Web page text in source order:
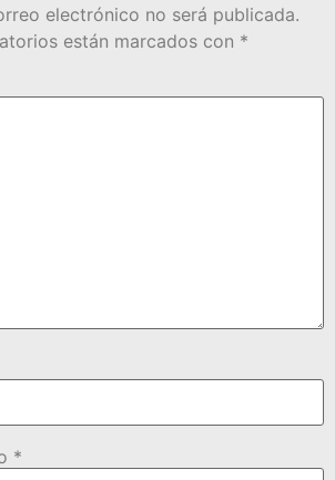
electrónico no será publicada.
están marcados con *
*